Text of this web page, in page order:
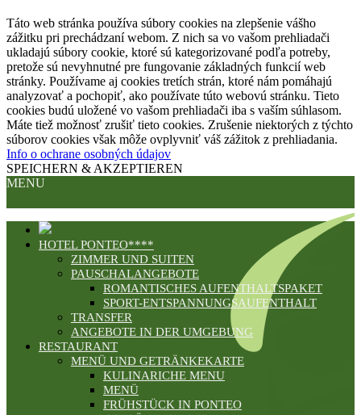
Táto web stránka používa súbory cookies na zlepšenie vášho
zážitku pri prechádzaní webom. Z nich sa vo vašom prehliadači
ukladajú súbory cookie, ktoré sú kategorizované podľa potreby,
pretože sú nevyhnutné pre fungovanie základných funkcií web
stránky. Používame aj cookies tretích strán, ktoré nám pomáhajú
analyzovať a pochopiť, ako používate túto webovú stránku. Tieto
cookies budú uložené vo vašom prehliadači iba s vaším súhlasom.
Máte tiež možnosť zrušiť tieto cookies. Zrušenie niektorých z týchto
súborov cookies však môže ovplyvniť váš zážitok z prehliadania.
Info o ochrane osobných údajov
SPEICHERN & AKZEPTIEREN
MENU
HOTEL PONTEO****
ZIMMER UND SUITEN
PAUSCHALANGEBOTE
ROMANTISCHES AUFENTHALTSPAKET
SPORT-ENTSPANNUNGSAUFENTHALT
TRANSFER
ANGEBOTE IN DER UMGEBUNG
RESTAURANT
MENÜ UND GETRÄNKEKARTE
KULINARICHE MENU
MENÜ
FRÜHSTÜCK IN PONTEO